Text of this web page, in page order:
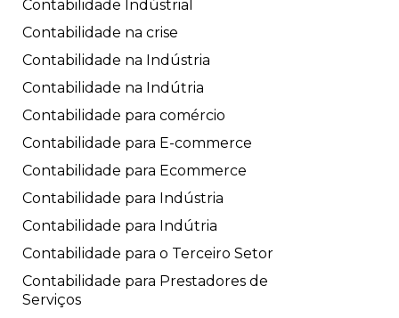
Contabilidade Indústrial
Contabilidade na crise
Contabilidade na Indústria
Contabilidade na Indútria
Contabilidade para comércio
Contabilidade para E-commerce
Contabilidade para Ecommerce
Contabilidade para Indústria
Contabilidade para Indútria
Contabilidade para o Terceiro Setor
Contabilidade para Prestadores de
Serviços